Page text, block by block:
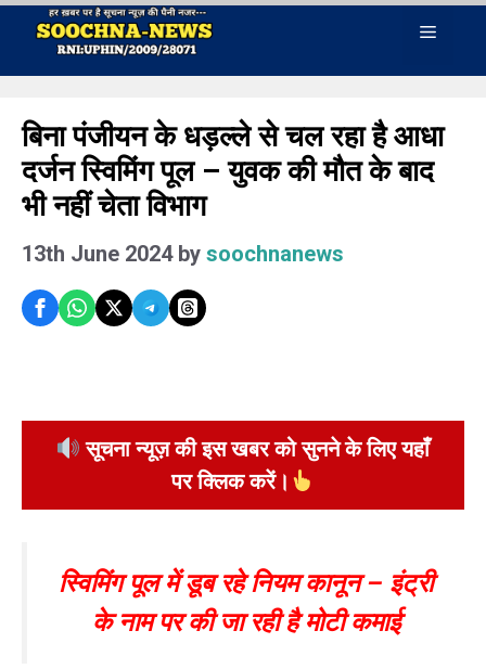
Skip
content
Menu
बिना पंजीयन के धड़ल्ले से चल रहा है आधा
दर्जन स्विमिंग पूल – युवक की मौत के बाद
भी नहीं चेता विभाग
13th June 2024 by soochnanews
सूचना न्यूज़ की इस खबर को सुनने के लिए यहाँ
पर क्लिक करें।
स्विमिंग पूल में डूब रहे नियम कानून – इंट्री
के नाम पर की जा रही है मोटी कमाई